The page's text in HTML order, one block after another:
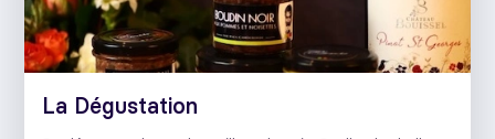
La Dégustation